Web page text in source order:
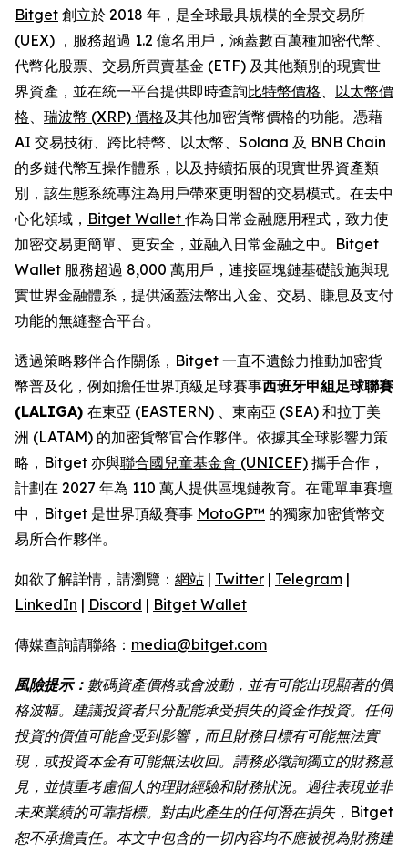
Bitget 創立於 2018 年，是全球最具規模的全景交易所
(UEX) ，服務超過 1.2 億名用戶，涵蓋數百萬種加密代幣、
代幣化股票、交易所買賣基金 (ETF) 及其他類別的現實世
界資產，並在統一平台提供即時查詢比特幣價格、 以太幣價
格、 瑞波幣 (XRP) 價格及其他加密貨幣價格的功能。憑藉
AI 交易技術、跨比特幣、以太幣、Solana 及 BNB Chain
的多鏈代幣互操作體系，以及持續拓展的現實世界資產類
別，該生態系統專注為用戶帶來更明智的交易模式。在去中
心化領域， Bitget Wallet 作為日常金融應用程式，致力使
加密交易更簡單、更安全，並融入日常金融之中。Bitget
Wallet 服務超過 8,000 萬用戶，連接區塊鏈基礎設施與現
實世界金融體系，提供涵蓋法幣出入金、交易、賺息及支付
功能的無縫整合平台。
透過策略夥伴合作關係，Bitget 一直不遺餘力推動加密貨
幣普及化，例如擔任世界頂級足球賽事西班牙甲組足球聯賽
(LALIGA) 在東亞 (EASTERN) 、東南亞 (SEA) 和拉丁美
洲 (LATAM) 的加密貨幣官合作夥伴。依據其全球影響力策
略，Bitget 亦與聯合國兒童基金會 (UNICEF) 攜手合作，
計劃在 2027 年為 110 萬人提供區塊鏈教育。在電單車賽壇
中，Bitget 是世界頂級賽事 MotoGP™ 的獨家加密貨幣交
易所合作夥伴。
如欲了解詳情，請瀏覽： 網站 | Twitter | Telegram |
LinkedIn | Discord | Bitget Wallet
傳媒查詢請聯絡： media@bitget.com
風險提示： 數碼資產價格或會波動，並有可能出現顯著的價
格波幅。建議投資者只分配能承受損失的資金作投資。任何
投資的價值可能會受到影響，而且財務目標有可能無法實
現，或投資本金有可能無法收回。請務必徵詢獨立的財務意
見，並慎重考慮個人的理財經驗和財務狀況。過往表現並非
未來業績的可靠指標。對由此產生的任何潛在損失，Bitget
恕不承擔責任。本文中包含的一切內容均不應被視為財務建